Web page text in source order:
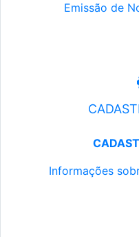
Emissão de
Informações